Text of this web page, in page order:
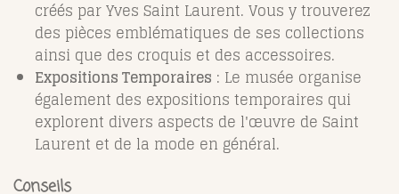
créés par Yves Saint Laurent. Vous y trouverez
des pièces emblématiques de ses collections
ainsi que des croquis et des accessoires.
Expositions Temporaires : Le musée organise
également des expositions temporaires qui
explorent divers aspects de l'œuvre de Saint
Laurent et de la mode en général.
Conseils